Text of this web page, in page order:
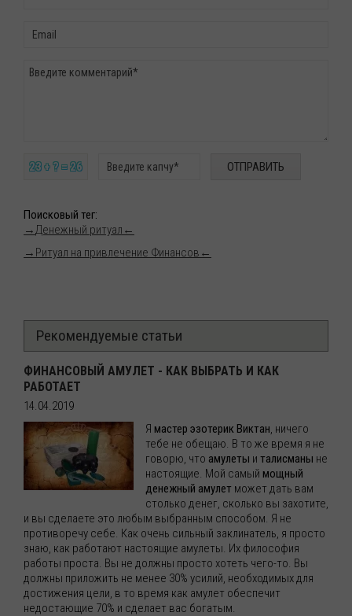
23 + ? = 26
Поисковый тег:
→Денежный ритуал ←
→ Ритуал на привлечение Финансов ←
Рекомендуемые статьи
ФИНАНСОВЫЙ АМУЛЕТ - КАК ВЫБРАТЬ И КАК
РАБОТАЕТ
14.04.2019
Я мастер эзотерик Виктан, ничего
тебе не обещаю. В то же время я не
говорю, что амулеты и талисманы не
настоящие. Мой самый мощный
денежный амулет может дать вам
столько денег, сколько вы захотите,
и вы сделаете это любым выбранным способом. Я не
противоречу себе. Как очень сильный заклинатель, я просто
знаю, как работают настоящие амулеты. Их философия
работы проста. Вы не должны просто хотеть чего-то. Вы
должны приложить не менее 30% усилий, необходимых для
достижения цели, в то время как амулет обеспечит
недостающие 70% и сделает вас богатым.